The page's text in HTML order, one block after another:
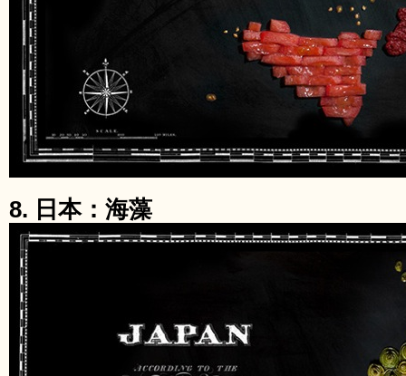
8. 日本：海藻